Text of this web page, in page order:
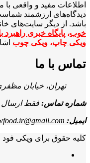
اطلاعات مفید و واقعی با
دیدگاه‌های ارزشمند
باشد. از دیگر سایت‌های
خوب، پایگاه خبری راهبرد
ویکی چاپ، ویکی چوب
تماس با ما
تهران، خیابان
شماره تماس: فقط ارسال پیام
ایمیل:
کلیه حقوق برای ویکی